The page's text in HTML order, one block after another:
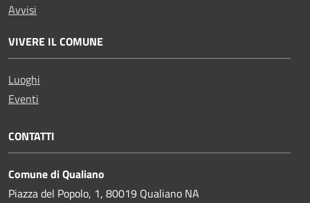
Avvisi
VIVERE IL COMUNE
Luoghi
Eventi
CONTATTI
Comune di Qualiano
Piazza del Popolo, 1, 80019 Qualiano NA